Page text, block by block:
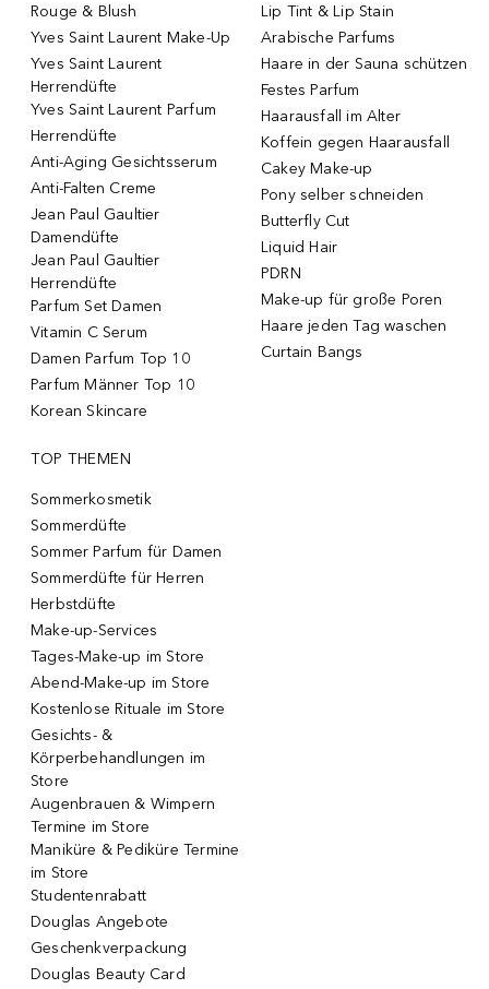
Rouge & Blush
Yves Saint Laurent Make-Up
Yves Saint Laurent
Herrendüfte
Yves Saint Laurent Parfum
Herrendüfte
Anti-Aging Gesichtsserum
Anti-Falten Creme
Jean Paul Gaultier
Damendüfte
Jean Paul Gaultier
Herrendüfte
Parfum Set Damen
Vitamin C Serum
Damen Parfum Top 10
Parfum Männer Top 10
Korean Skincare
Lip Tint & Lip Stain
Arabische Parfums
Haare in der Sauna schützen
Festes Parfum
Haarausfall im Alter
Koffein gegen Haarausfall
Cakey Make-up
Pony selber schneiden
Butterfly Cut
Liquid Hair
PDRN
Make-up für große Poren
Haare jeden Tag waschen
Curtain Bangs
TOP THEMEN
Sommerkosmetik
Sommerdüfte
Sommer Parfum für Damen
Sommerdüfte für Herren
Herbstdüfte
Make-up-Services
Tages-Make-up im Store
Abend-Make-up im Store
Kostenlose Rituale im Store
Gesichts- &
Körperbehandlungen im
Store
Augenbrauen & Wimpern
Termine im Store
Maniküre & Pediküre Termine
im Store
Studentenrabatt
Douglas Angebote
Geschenkverpackung
Douglas Beauty Card